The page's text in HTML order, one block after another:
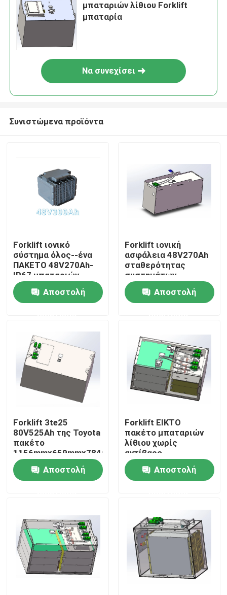
Σπίτι
Επαφές
Προϊόντα
Forklift μπαταρία λίθιου
Μπαταρία λίθιου γιοτ
Μπαταρία τρακτέρ λίθιου
Μπαταρία φορτωτών
μπαταριών λίθιου Forklift
μπαταρία
Να συνεχίσει
Συνιστώμενα προϊόντα
Forklift ιονικό
σύστημα όλος--ένα
ΠΑΚΕΤΟ 48V270Ah-
IP67 μπαταριών
λίθιου
Αποστολή
Forklift ιονική
ασφάλεια 48V270Ah
σταθερότητας
συστημάτων
μπαταριών λίθιου
Αποστολή
Forklift 3te25
80V525Ah της Toyota
πακέτο
1156mmx659mmx784mm
μπαταριών
Αποστολή
Forklift EIKTO
πακέτο μπαταριών
λίθιου χωρίς
αντίβαρο
Αποστολή